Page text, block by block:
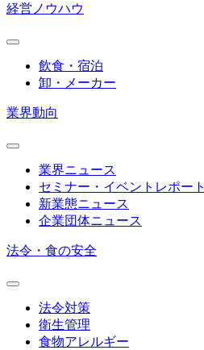
経営ノウハウ
飲食・宿泊
卸・メーカー
業界動向
業界ニュース
セミナー・イベントレポート
新業態ニュース
企業団体ニュース
法令・食の安全
法令対策
衛生管理
食物アレルギー